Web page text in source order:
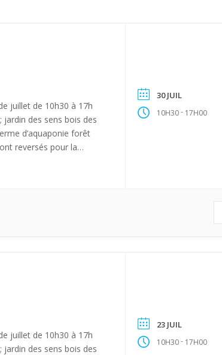
juillet de 10h30 à 17h
des sens bois des
d’aquaponie forêt
reversés pour la
30 JUIL
10H30- 17H00
juillet de 10h30 à 17h
des sens bois des
23 JUIL
10H30- 17H00